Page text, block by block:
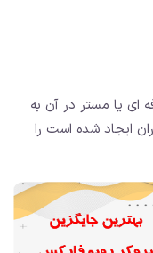
ای یا مستر در آن به
ایجاد شده است را